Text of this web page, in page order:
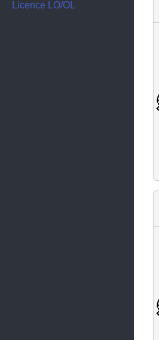
Licence LO/OL